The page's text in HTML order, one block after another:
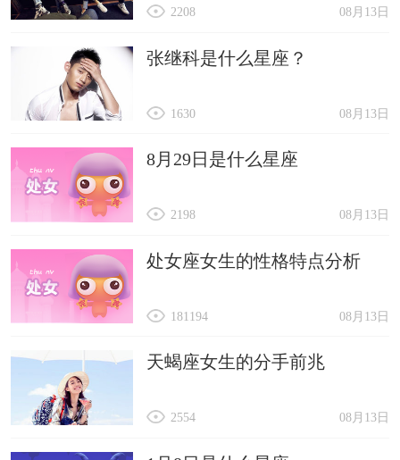
08月13日
2208
张继科是什么星座？
08月13日
1630
8月29日是什么星座
08月13日
2198
处女座女生的性格特点分析
08月13日
181194
天蝎座女生的分手前兆
08月13日
2554